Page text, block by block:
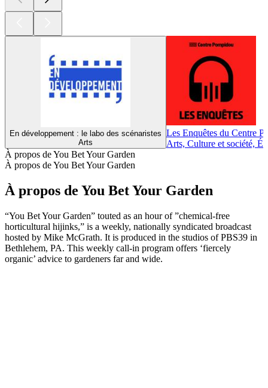
En développement : le labo des scénaristes
Arts
Les Enquêtes du Centre
Arts, Culture et société,
À propos de You Bet Your Garden
À propos de You Bet Your Garden
À propos de You Bet Your Garden
“You Bet Your Garden” touted as an hour of ”chemical-free
horticultural hijinks,” is a weekly, nationally syndicated broadcast
hosted by Mike McGrath. It is produced in the studios of PBS39 in
Bethlehem, PA. This weekly call-in program offers ‘fiercely
organic’ advice to gardeners far and wide.